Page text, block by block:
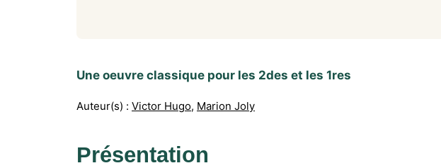
Une oeuvre classique pour les 2des et les 1res
Auteur(s) : Victor Hugo, Marion Joly
Présentation